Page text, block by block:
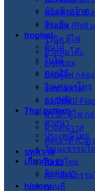
แบ็คดรอป
โรลอัพ (Roll
ไวนิล ตู้ไฟ
ผ้าคลุมโต๊ะ
Lightbox
ป้ายตู้ไฟ กล่อ
ธงชายหาด
ธงญี่ปุ่น J-Flag
ผ้า 3P ตู้ไฟ ก
ผ้าแคนวาส
คัตเอาท์ (Cut
บทความ
เกี่ยวกับเรา
ติดต่อเรา
แผนที่
ท้องฟ้ากว้าง
สระบัว
tropical
ต้นไม้
ใบไม้
ดอกไม้
วินเทจ เรโทร
กราฟฟิก
Thai pattern
ศาสนา
ประเพณีไทย
วัฒนะธรรมไ
ศิลปะไทย
สภาปัตย์กรรม
history